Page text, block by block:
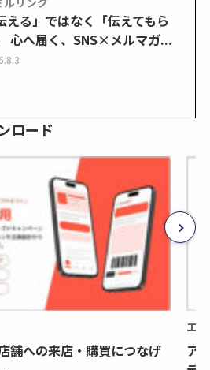
える」ではなく「伝えてもら
心へ届く、SNS×メルマガ...
ロード
舗への来店・購買につなげ
エ
ア